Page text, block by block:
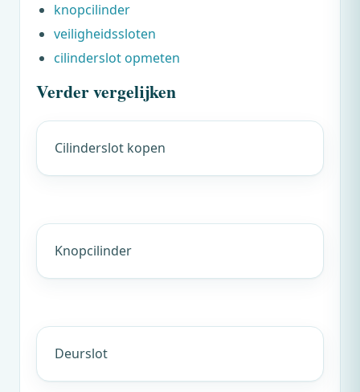
knopcilinder
veiligheidssloten
cilinderslot opmeten
Verder vergelijken
Cilinderslot kopen
Knopcilinder
Deurslot